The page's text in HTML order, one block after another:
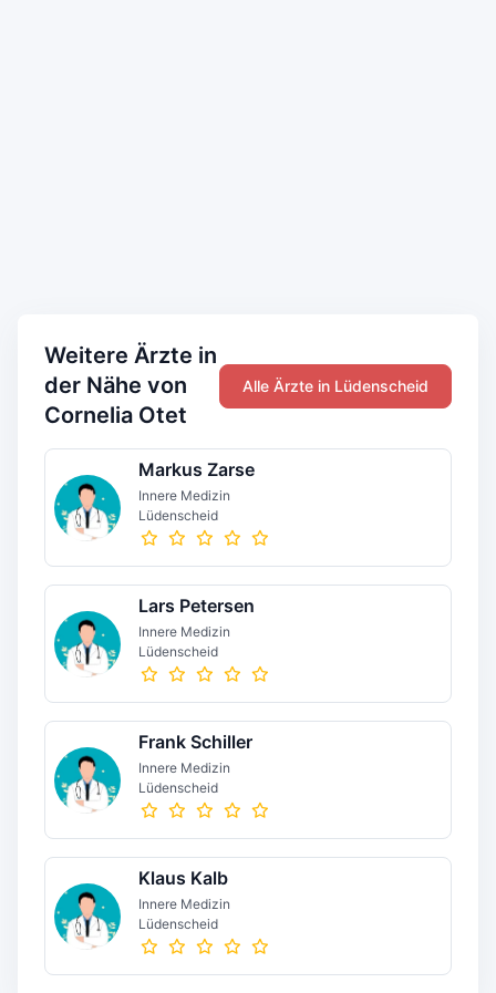
Weitere Ärzte in
der Nähe von
Cornelia Otet
Alle Ärzte in Lüdenscheid
Markus Zarse
Innere Medizin
Lüdenscheid
Lars Petersen
Innere Medizin
Lüdenscheid
Frank Schiller
Innere Medizin
Lüdenscheid
Klaus Kalb
Innere Medizin
Lüdenscheid